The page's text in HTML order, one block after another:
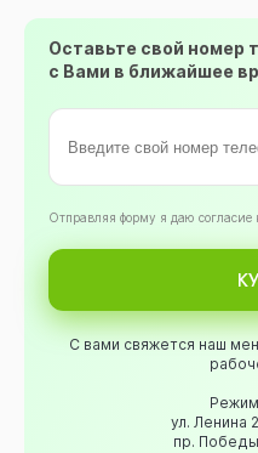
Оставьте свой номер
с Вами в ближайшее
Oтправляя форму я даю согласие
С вами свяжется наш
ул. Ленина
пр.